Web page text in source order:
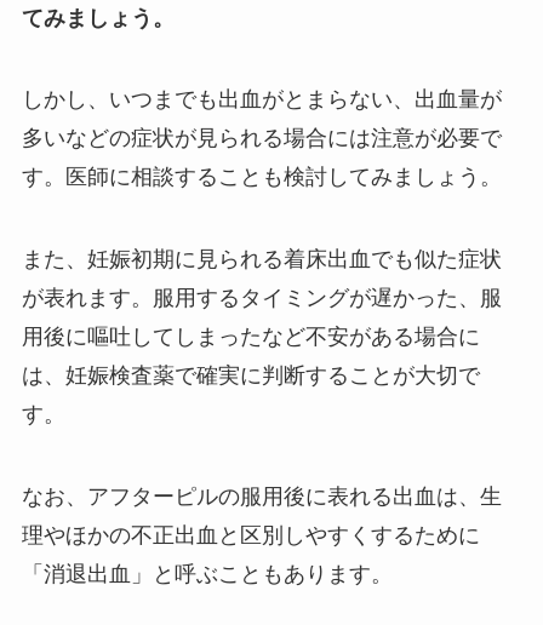
てみましょう。
しかし、いつまでも出血がとまらない、出血量が
多いなどの症状が見られる場合には注意が必要で
す。医師に相談することも検討してみましょう。
また、妊娠初期に見られる着床出血でも似た症状
が表れます。服用するタイミングが遅かった、服
用後に嘔吐してしまったなど不安がある場合に
は、妊娠検査薬で確実に判断することが大切で
す。
なお、アフターピルの服用後に表れる出血は、生
理やほかの不正出血と区別しやすくするために
「消退出血」と呼ぶこともあります。